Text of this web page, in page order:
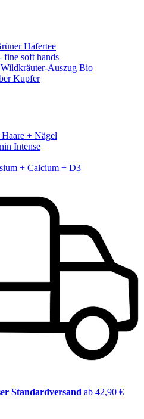
Hafertee
fine soft hands
Auszug Bio
Kupfer
+ Nägel
Intense
+ Calcium + D3
Standardversand ab 42,90 €